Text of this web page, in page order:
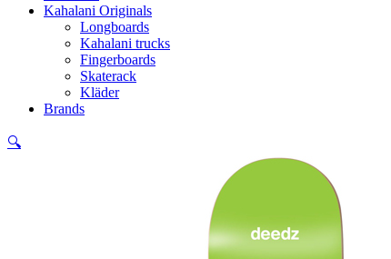
Kahalani Originals
Longboards
Kahalani trucks
Fingerboards
Skaterack
Kläder
Brands
🔍